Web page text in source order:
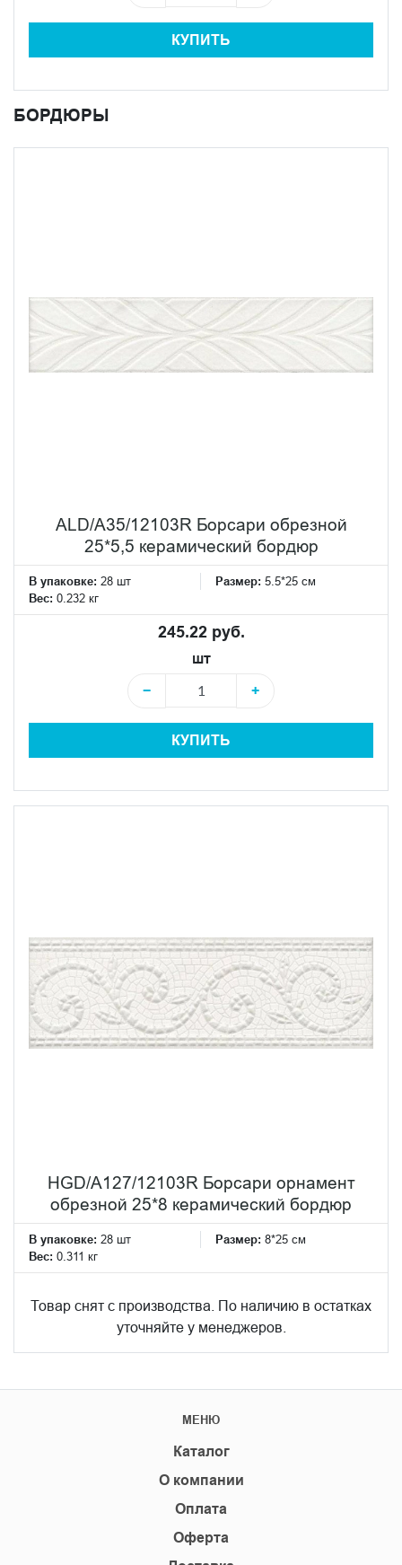
КУПИТЬ
БОРДЮРЫ
ALD/A35/12103R Борсари обрезной
25*5,5 керамический бордюр
В упаковке: 28 шт Размер: 5.5*25 см
Вес: 0.232 кг
245.22 руб.
шт
−
+
КУПИТЬ
HGD/A127/12103R Борсари орнамент
обрезной 25*8 керамический бордюр
В упаковке: 28 шт Размер: 8*25 см
Вес: 0.311 кг
Товар снят с производства. По наличию в остатках
уточняйте у менеджеров.
МЕНЮ
Каталог
О компании
Оплата
Оферта